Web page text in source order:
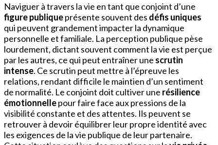
Naviguer à travers la vie en tant que conjoint d’une
figure publiqueprésente souvent des défis uniques
qui peuvent grandement impacter la dynamique
personnelle et familiale. La perception publique pèse
lourdement, dictant souvent comment la vie est perçue
par les autres, ce qui peut entraîner une scrutin
intense. Ce scrutin peut mettre à l’épreuve les
relations, rendant difficile le maintien d’un sentiment
de normalité. Le conjoint doit cultiver une résilience
émotionnellepour faire face aux pressions de la
visibilité constante et des attentes. Ils peuvent se
retrouver à devoir équilibrer leur propre identité avec
les exigences de la vie publique de leur partenaire.